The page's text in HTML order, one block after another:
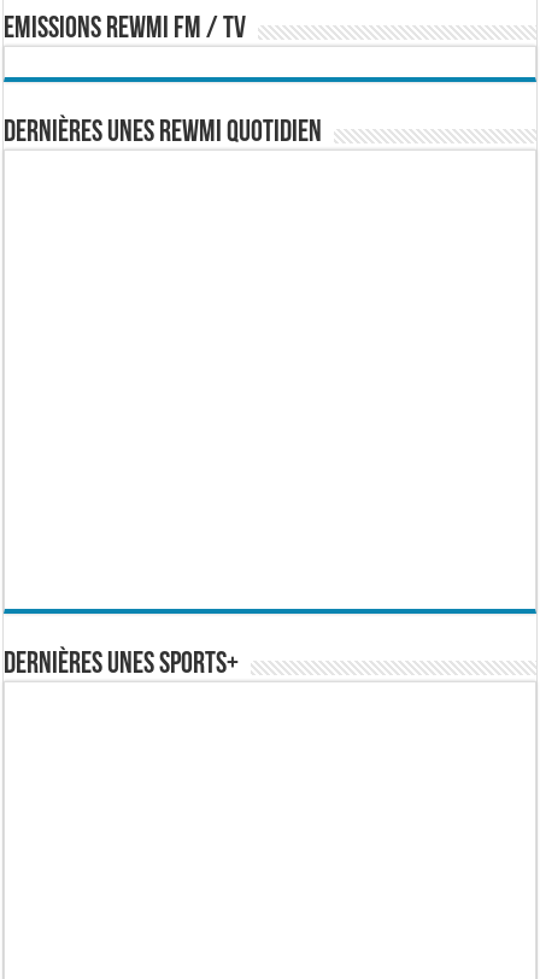
EMISSIONS REWMI FM / TV
Dernières Unes Rewmi Quotidien
Dernières Unes Sports+